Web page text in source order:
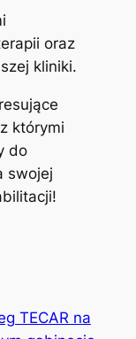
oraz
kliniki.
którymi
do
swojej